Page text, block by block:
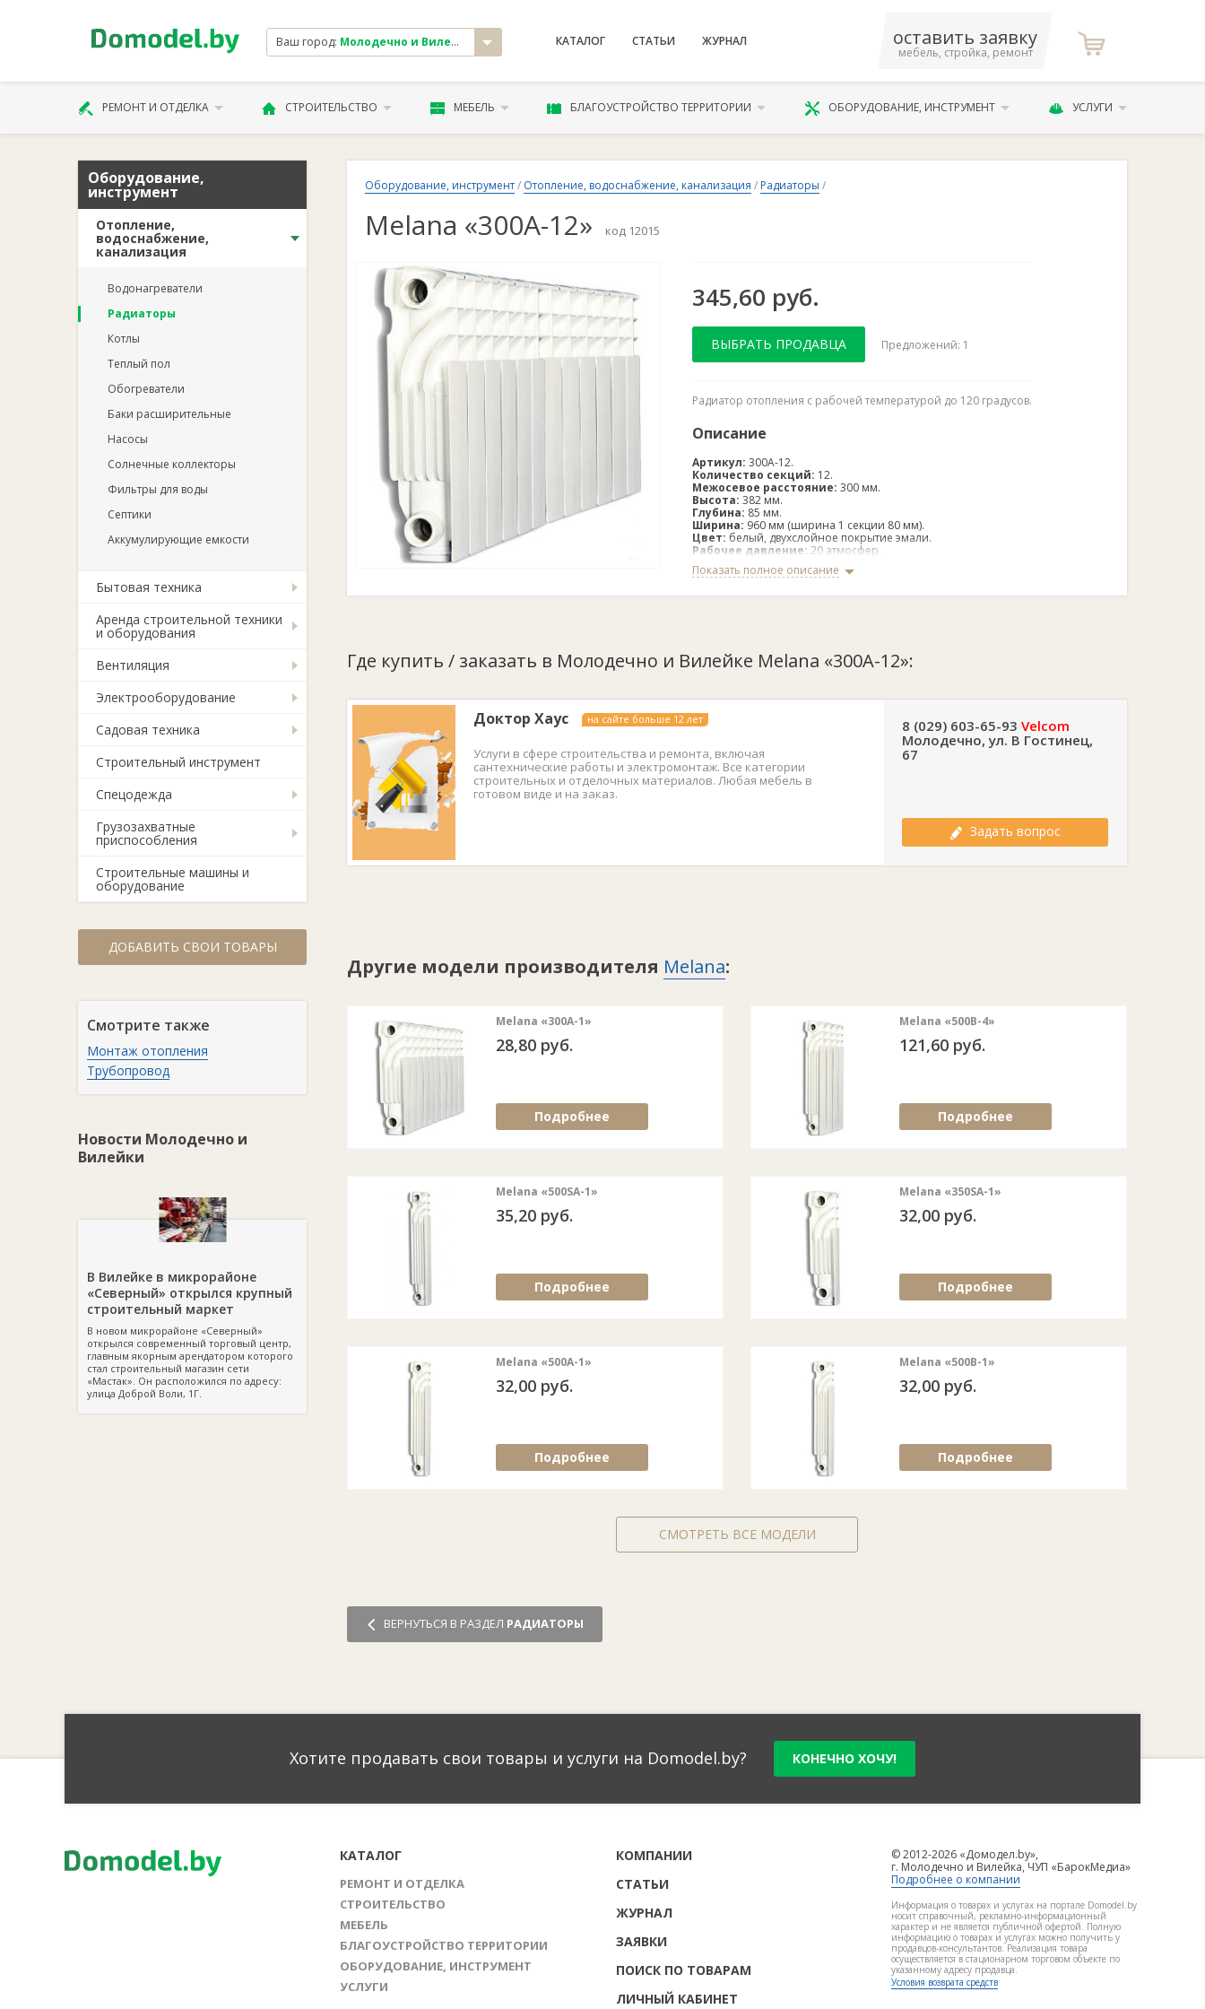
Ваш город: Молодечно и Вилейка КАТАЛОГ СТАТЬИ ЖУРНАЛ оставить заявку
мебель, стройка, ремонт
РЕМОНТ И ОТДЕЛКА СТРОИТЕЛЬСТВО МЕБЕЛЬ БЛАГОУСТРОЙСТВО ТЕРРИТОРИИ ОБОРУДОВАНИЕ, ИНСТРУМЕНТ УСЛУГИ
Оборудование,
инструмент
Отопление,
водоснабжение,
канализация
Водонагреватели
Радиаторы
Котлы
Теплый пол
Обогреватели
Баки расширительные
Насосы
Солнечные коллекторы
Фильтры для воды
Септики
Аккумулирующие емкости
Бытовая техника
Аренда строительной техники
и оборудования
Вентиляция
Электрооборудование
Садовая техника
Строительный инструмент
Спецодежда
Грузозахватные
приспособления
Строительные машины и
оборудование
ДОБАВИТЬ СВОИ ТОВАРЫ
Смотрите также
Монтаж отопления
Трубопровод
Новости Молодечно и
Вилейки
В Вилейке в микрорайоне
«Северный» открылся крупный
строительный маркет
В новом микрорайоне «Северный»
открылся современный торговый центр,
главным якорным арендатором которого
стал строительный магазин сети
«Мастак». Он расположился по адресу:
улица Доброй Воли, 1Г.
Оборудование, инструмент/ Отопление, водоснабжение, канализация / Радиаторы /
Melana «300А-12» код 12015
345,60 руб.
ВЫБРАТЬ ПРОДАВЦА Предложений: 1
Радиатор отопления с рабочей температурой до 120 градусов.
Описание
Артикул: 300А-12.
Количество секций: 12.
Межосевое расстояние: 300 мм.
Высота: 382 мм.
Глубина: 85 мм.
Ширина: 960 мм (ширина 1 секции 80 мм).
Цвет: белый, двухслойное покрытие эмали.
Рабочее давление: 20 атмосфер.
Испытательное давление:
Теплоотдача:1440 Вт.
Вес:10.68 кг.
Гарантия:
1 года.
Срок эксплуатации:20 лет.
Показать полное описание
Где купить / заказать в Молодечно и Вилейке Melana «300А-12»:
Доктор Хаус на сайте больше 12 лет
Услуги в сфере строительства и ремонта, включая
сантехнические работы и электромонтаж. Все категории
строительных и отделочных материалов. Любая мебель в
готовом виде и на заказ.
8 (029) 603-65-93 Velcom
Молодечно, ул. В Гостинец,
67
Задать вопрос
Другие модели производителя Melana:
Melana «300А-1»
28,80 руб.
Подробнее
Melana «500В-4»
121,60 руб.
Подробнее
Melana «500SA-1»
35,20 руб.
Подробнее
Melana «350SA-1»
32,00 руб.
Подробнее
Melana «500А-1»
32,00 руб.
Подробнее
Melana «500B-1»
32,00 руб.
Подробнее
СМОТРЕТЬ ВСЕ МОДЕЛИ
ВЕРНУТЬСЯ В РАЗДЕЛ РАДИАТОРЫ
Хотите продавать свои товары и услуги на Domodel.by? КОНЕЧНО ХОЧУ!
КАТАЛОГ
РЕМОНТ И ОТДЕЛКА
СТРОИТЕЛЬСТВО
МЕБЕЛЬ
БЛАГОУСТРОЙСТВО ТЕРРИТОРИИ
ОБОРУДОВАНИЕ, ИНСТРУМЕНТ
УСЛУГИ
КОМПАНИИ
СТАТЬИ
ЖУРНАЛ
ЗАЯВКИ
ПОИСК ПО ТОВАРАМ
ЛИЧНЫЙ КАБИНЕТ
© 2012-2026 «Домодел.by»,
г. Молодечно и Вилейка, ЧУП «БарокМедиа»
Подробнее о компании
Информация о товарах и услугах на портале Domodel.by
носит справочный, рекламно-информационный
характер и не является публичной офертой. Полную
информацию о товарах и услугах можно получить у
продавцов-консультантов. Реализация товара
осуществляется в стационарном торговом объекте по
указанному адресу продавца.
Условия возврата средств